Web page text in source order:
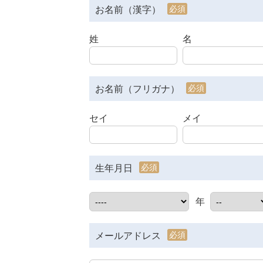
お名前（漢字） 必須
姓 名
お名前（フリガナ） 必須
セイ メイ
生年月日 必須
年
メールアドレス 必須